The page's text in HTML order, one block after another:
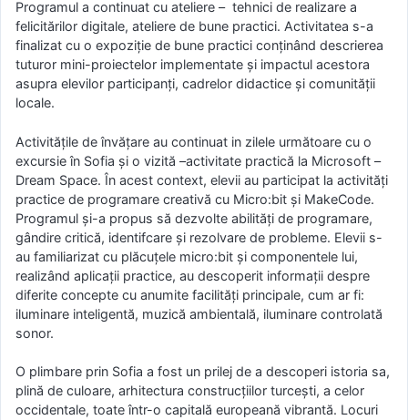
Programul a continuat cu ateliere – tehnici de realizare a
felicitărilor digitale, ateliere de bune practici. Activitatea s-a
finalizat cu o expoziție de bune practici conținând descrierea
tuturor mini-proiectelor implementate și impactul acestora
asupra elevilor participanți, cadrelor didactice și comunității
locale.
Activitățile de învățare au continuat in zilele următoare cu o
excursie în Sofia și o vizită –activitate practică la Microsoft –
Dream Space. În acest context, elevii au participat la activități
practice de programare creativă cu Micro:bit și MakeCode.
Programul și-a propus să dezvolte abilități de programare,
gândire critică, identifcare și rezolvare de probleme. Elevii s-
au familiarizat cu plăcuțele micro:bit și componentele lui,
realizând aplicații practice, au descoperit informații despre
diferite concepte cu anumite facilități principale, cum ar fi:
iluminare inteligentă, muzică ambientală, iluminare controlată
sonor.
O plimbare prin Sofia a fost un prilej de a descoperi istoria sa,
plină de culoare, arhitectura construcțiilor turcești, a celor
occidentale, toate într-o capitală europeană vibrantă. Locuri